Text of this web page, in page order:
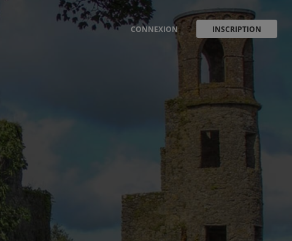
CONNEXION INSCRIPTION